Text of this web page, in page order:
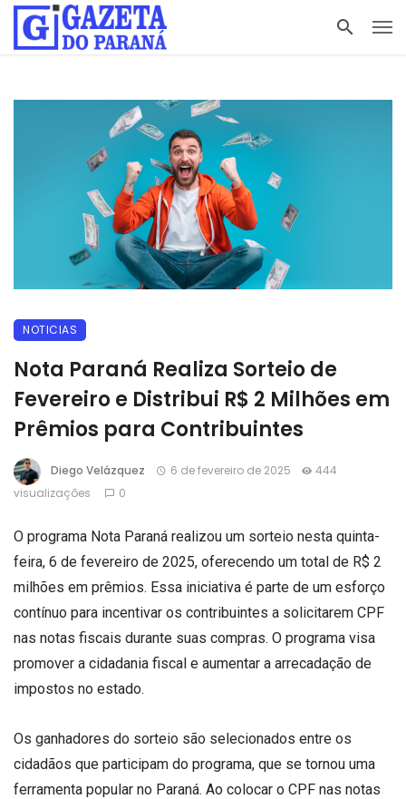
NOTICIAS
Nota Paraná Realiza Sorteio de
Fevereiro e Distribui R$ 2 Milhões em
Prêmios para Contribuintes
Diego Velázquez 6 de fevereiro de 2025
444
visualizações
0
O programa Nota Paraná realizou um sorteio nesta quinta-
feira, 6 de fevereiro de 2025, oferecendo um total de R$ 2
milhões em prêmios. Essa iniciativa é parte de um esforço
contínuo para incentivar os contribuintes a solicitarem CPF
nas notas fiscais durante suas compras. O programa visa
promover a cidadania fiscal e aumentar a arrecadação de
impostos no estado.
Os ganhadores do sorteio são selecionados entre os
cidadãos que participam do programa, que se tornou uma
ferramenta popular no Paraná. Ao colocar o CPF nas notas